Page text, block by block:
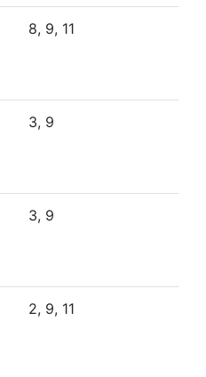
8, 9, 11
3, 9
3, 9
2, 9, 11